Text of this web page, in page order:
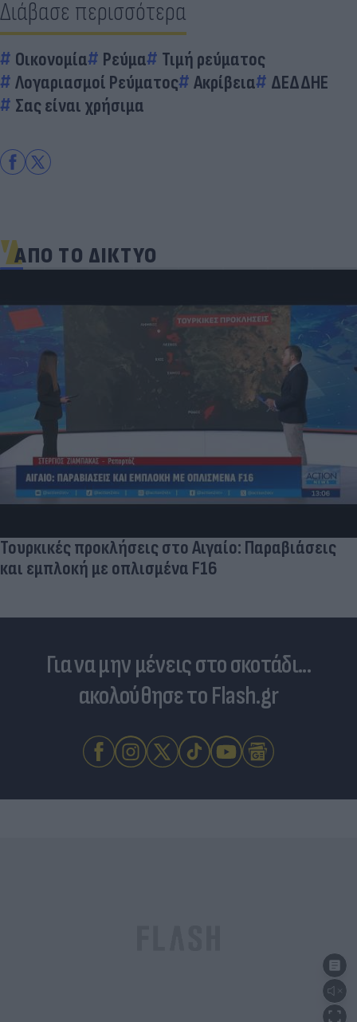
Διάβασε περισσότερα
Οικονομία Ρεύμα
Τιμή ρεύματος
Λογαριασμοί Ρεύματος
Ακρίβεια
ΔΕΔΔΗΕ
Σας είναι χρήσιμα
ΑΠΟ ΤΟ ΔΙΚΤΥΟ
Τουρκικές προκλήσεις στο Αιγαίο: Παραβιάσεις
και εμπλοκή με οπλισμένα F16
Για να μην μένεις στο σκοτάδι...
ακολούθησε το Flash.gr